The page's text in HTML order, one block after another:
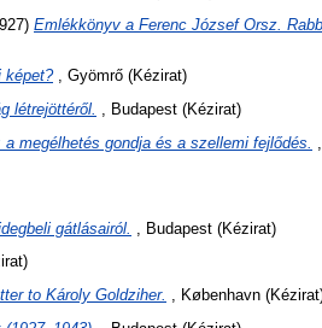
Emlékkönyv a Ferenc József Orsz.
képet?, Gyömrő (Kézirat)
létrejöttéről. , Budapest (Kézirat)
megélhetés gondja és a szellemi fejlődés.
gátlásairól.
, Budapest (Kézirat)
to Károly Goldziher. , København